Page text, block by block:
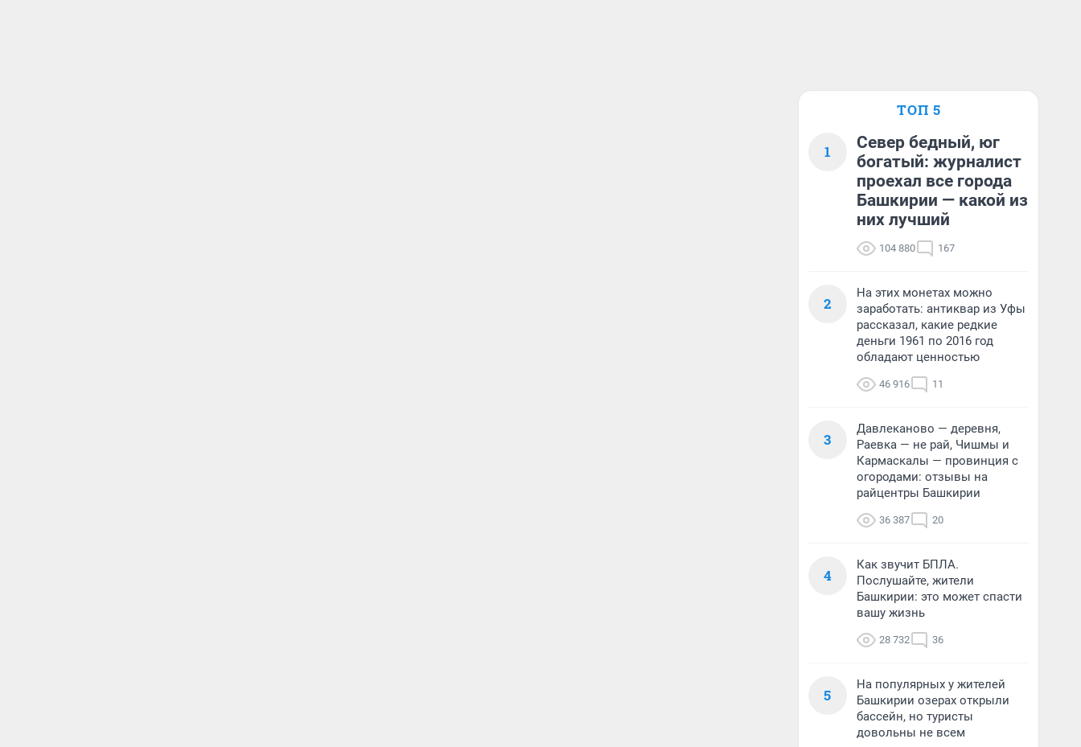
ТОП 5
1
Север бедный, юг
богатый: журналист
проехал все города
Башкирии — какой из
них лучший
104 880 167
2
На этих монетах можно
заработать: антиквар из Уфы
рассказал, какие редкие
деньги 1961 по 2016 год
обладают ценностью
46 916 11
3
Давлеканово — деревня,
Раевка — не рай, Чишмы и
Кармаскалы — провинция с
огородами: отзывы на
райцентры Башкирии
36 387 20
4
Как звучит БПЛА.
Послушайте, жители
Башкирии: это может спасти
вашу жизнь
28 732 36
5
На популярных у жителей
Башкирии озерах открыли
бассейн, но туристы
довольны не всем